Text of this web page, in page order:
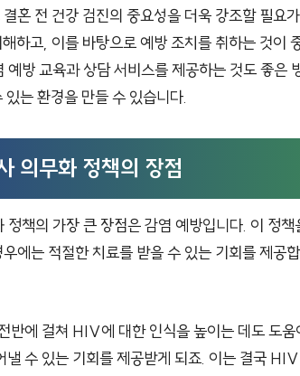
혼 전 건강 검진의 중요성을 더욱 강조할 필요
하고, 이를 바탕으로 예방 조치를 취하는 것이
방 교육과 상담 서비스를 제공하는 것도 좋은
는 환경을 만들 수 있습니다.
의무화 정책의 장점
책의 가장 큰 장점은 감염 예방입니다. 이 정
에는 적절한 치료를 받을 수 있는 기회를 제공
반에 걸쳐 HIV에 대한 인식을 높이는 데도 도
낼 수 있는 기회를 제공받게 되죠. 이는 결국